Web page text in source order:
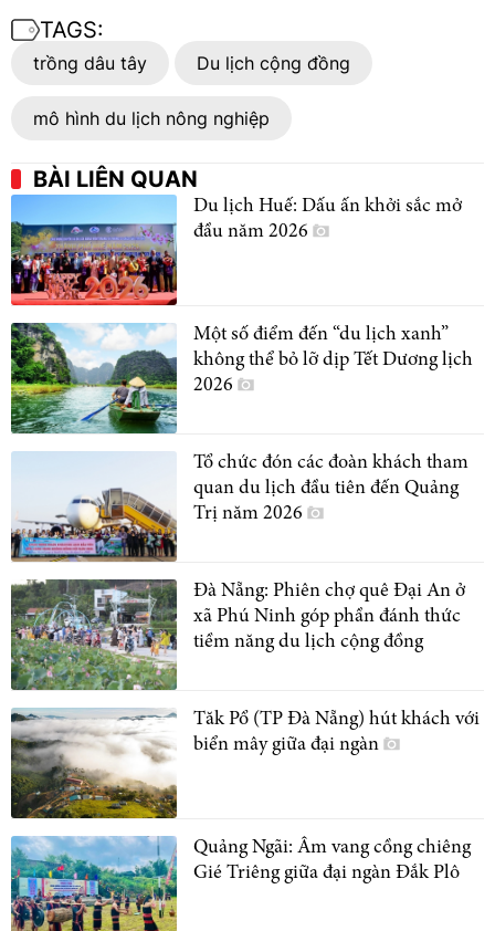
TAGS:
trồng dâu tây Du lịch cộng đồng
mô hình du lịch nông nghiệp
BÀI LIÊN QUAN
Du lịch Huế: Dấu ấn khởi sắc mở
đầu năm 2026
Một số điểm đến “du lịch xanh”
không thể bỏ lỡ dịp Tết Dương lịch
2026
Tổ chức đón các đoàn khách tham
quan du lịch đầu tiên đến Quảng
Trị năm 2026
Đà Nẵng: Phiên chợ quê Đại An ở
xã Phú Ninh góp phần đánh thức
tiềm năng du lịch cộng đồng
Tăk Pổ (TP Đà Nẵng) hút khách với
biển mây giữa đại ngàn
Quảng Ngãi: Âm vang cồng chiêng
Gié Triêng giữa đại ngàn Đắk Plô